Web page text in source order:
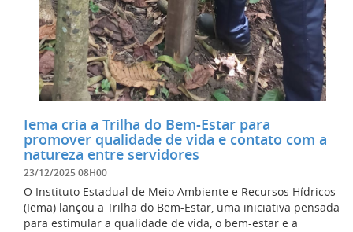
Iema cria a Trilha do Bem-Estar para
promover qualidade de vida e contato com a
natureza entre servidores
23/12/2025 08H00
O Instituto Estadual de Meio Ambiente e Recursos Hídricos
(Iema) lançou a Trilha do Bem-Estar, uma iniciativa pensada
para estimular a qualidade de vida, o bem-estar e a